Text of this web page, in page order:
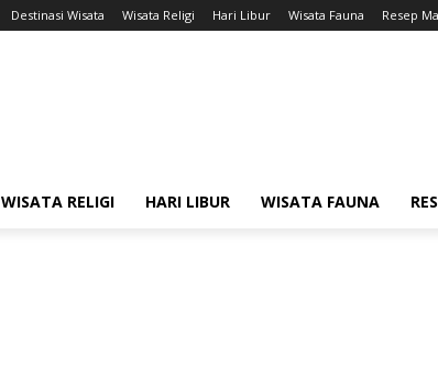
Destinasi Wisata Wisata Religi Hari Libur Wisata Fauna Resep
WISATA RELIGI HARI LIBUR WISATA FAUNA